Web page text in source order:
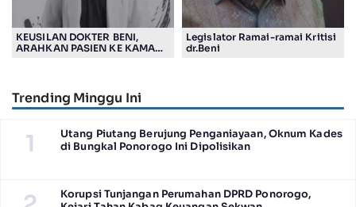
KEUSILAN DOKTER BENI,
ARAHKAN PASIEN KE KAMAR
Legislator Ramai-ramai Kritisi
dr.Beni
Trending Minggu Ini
1
Utang Piutang Berujung Penganiayaan, Oknum Kades
di Bungkal Ponorogo Ini Dipolisikan
Korupsi Tunjangan Perumahan DPRD Ponorogo,